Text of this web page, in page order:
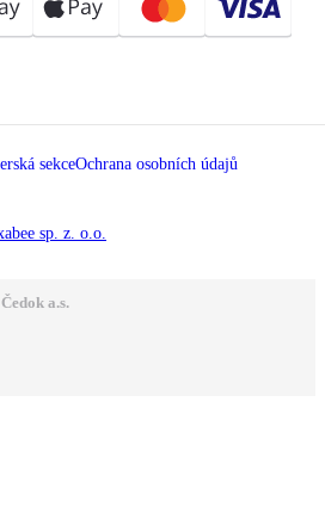
sekceOchrana osobních údajů
sp. z. o.o.
a.s.